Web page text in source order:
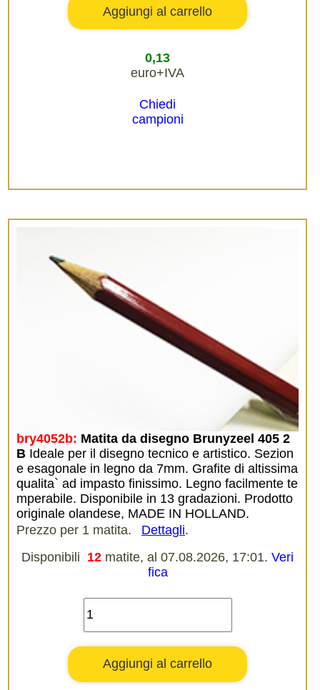
0,13
euro+IVA
Chiedi
campioni
bry4052b: Matita da disegno Brunyzeel 405 2
B Ideale per il disegno tecnico e artistico. Sezion
e esagonale in legno da 7mm. Grafite di altissima
qualita` ad impasto finissimo. Legno facilmente te
mperabile. Disponibile in 13 gradazioni. Prodotto
originale olandese, MADE IN HOLLAND.
Prezzo per 1 matita.
Dettagli.
Disponibili 12 matite, al 07.08.2026, 17:01. Veri
fica